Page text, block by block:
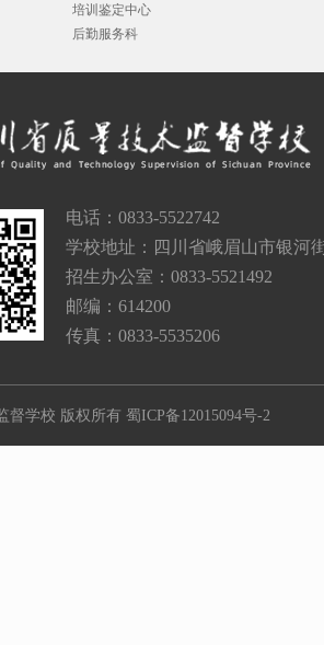
培训鉴定中心
后勤服务科
电话：0833-5522742
学校地址：四川省峨眉山市银河
招生办公室：0833-5521492
邮编：614200
传真：0833-5535206
督学校 版权所有 蜀ICP备12015094号-2